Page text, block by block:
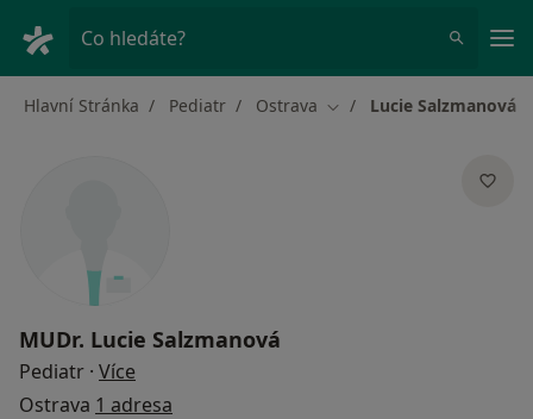
Co hledáte?
Hlavní Stránka Pediatr Ostrava Změna města
Lucie Salzmanová
MUDr. Lucie Salzmanová
Pediatr · Více
Ostrava 1 adresa